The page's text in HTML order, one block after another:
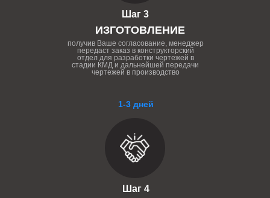
1-3 дней
Шаг 4
Шаг 3
ИЗГОТОВЛЕНИЕ
получив Ваше согласование, менеджер
передаст заказ в конструкторский
отдел для разработки чертежей в
стадии КМД и дальнейшей передачи
чертежей в производство